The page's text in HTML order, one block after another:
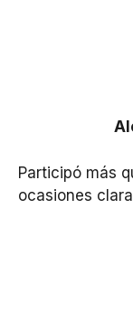
Participó más
ocasiones